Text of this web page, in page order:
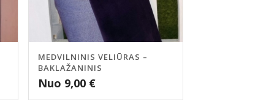
MEDVILNINIS VELIŪRAS –
BAKLAŽANINIS
Nuo 9,00 €